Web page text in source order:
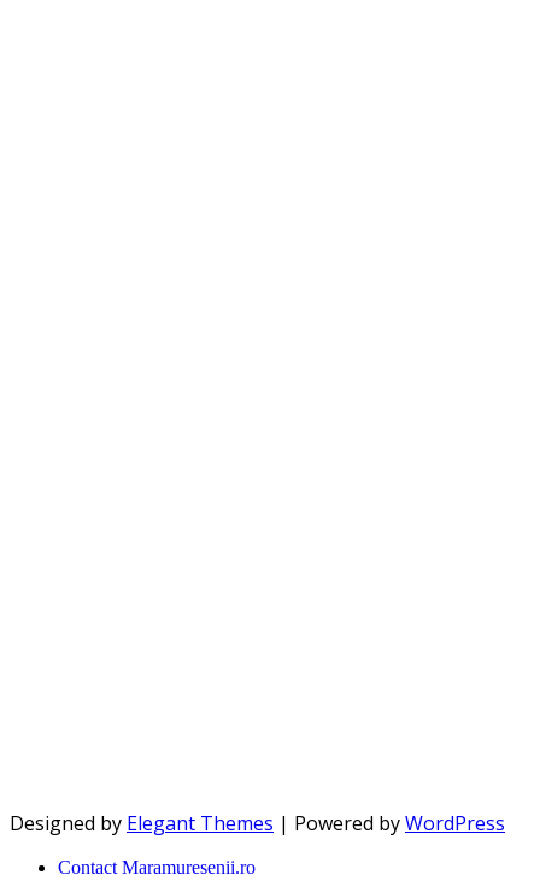
Designed by Elegant Themes | Powered byWordPress
Contact Maramureșenii.ro